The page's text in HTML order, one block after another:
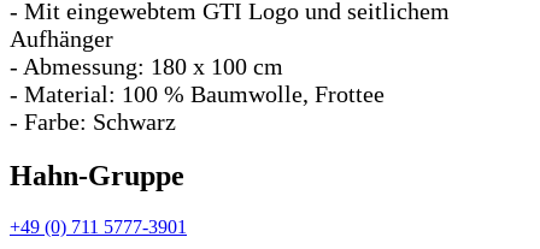
- Mit eingewebtem GTI Logo und seitlichem
Aufhänger
- Abmessung: 180 x 100 cm
- Material: 100 % Baumwolle, Frottee
- Farbe: Schwarz
Hahn-Gruppe
+49 (0) 711 5777-3901